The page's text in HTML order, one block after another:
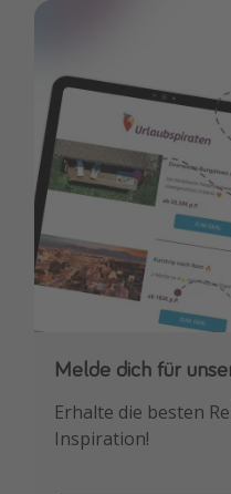
Melde dich für
Erhalte die besten
Inspiration!
Downloade unsere
Buche die besten
Erstes.